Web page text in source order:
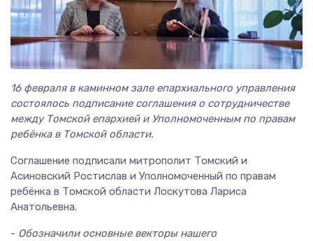
16 февраля в каминном зале епархиального управления
состоялось подписание соглашения о сотрудничестве
между Томской епархией и Уполномоченным по правам
ребёнка в Томской области.
Соглашение подписали митрополит Томский и
Асиновский Ростислав и Уполномоченный по правам
ребёнка в Томской области Лоскутова Лариса
Анатольевна.
- Обозначили основные векторы нашего